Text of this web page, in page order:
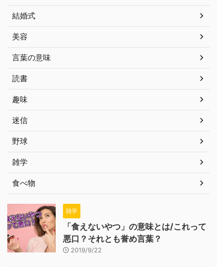
結婚式
美容
言葉の意味
読書
趣味
迷信
野球
雑学
食べ物
雑学
「食えないやつ」の意味とは/これって
悪口？それとも誉め言葉？
2019/9/22